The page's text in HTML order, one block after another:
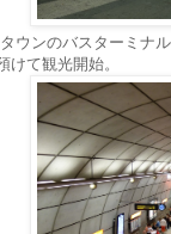
ウンのバスターミナ
けて観光開始。